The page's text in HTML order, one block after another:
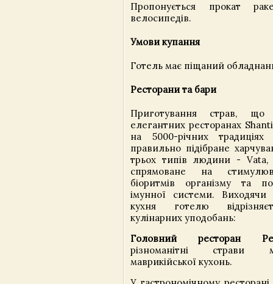
Пропонується прокат
велосипедів.
Умови купання
Готель має піщаний
Ресторани та бари
Приготування страв, що
елегантних ресторанах
на 5000-річних
правильно підібране
трьох типів людини - Vata,
спрямоване на
біоритмів організму та
імунної системи.
кухня готелю
кулінарних уподобань:
Головний ресторан
різноманітні страви
маврикійської кухонь.